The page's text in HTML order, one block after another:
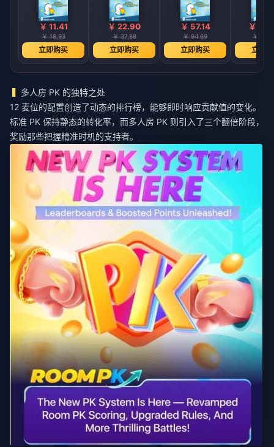
￥ 11.41
￥ 18.93
立即购买
￥ 22.90
￥ 37.88
立即购买
￥ 57.14
￥ 94.69
立即购买
￥
￥
立即
多人房 PK 的独特之处
12 麦位的配置创造了动态的排行榜，能够即时响应贡献值的变化。
标准 PK 保持静态的转化率，而多人房 PK 则引入了三个翻倍阶段，
奖励那些把握精准时机的支持者。